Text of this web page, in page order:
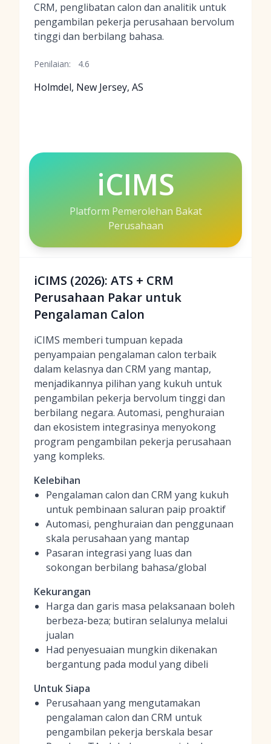
CRM, penglibatan calon dan analitik untuk
pengambilan pekerja perusahaan bervolum
tinggi dan berbilang bahasa.
Penilaian: 4.6
Holmdel, New Jersey, AS
iCIMS
Platform Pemerolehan Bakat
Perusahaan
iCIMS (2026): ATS + CRM
Perusahaan Pakar untuk
Pengalaman Calon
iCIMS memberi tumpuan kepada
penyampaian pengalaman calon terbaik
dalam kelasnya dan CRM yang mantap,
menjadikannya pilihan yang kukuh untuk
pengambilan pekerja bervolum tinggi dan
berbilang negara. Automasi, penghuraian
dan ekosistem integrasinya menyokong
program pengambilan pekerja perusahaan
yang kompleks.
Kelebihan
Pengalaman calon dan CRM yang kukuh
untuk pembinaan saluran paip proaktif
Automasi, penghuraian dan penggunaan
skala perusahaan yang mantap
Pasaran integrasi yang luas dan
sokongan berbilang bahasa/global
Kekurangan
Harga dan garis masa pelaksanaan boleh
berbeza-beza; butiran selalunya melalui
jualan
Had penyesuaian mungkin dikenakan
bergantung pada modul yang dibeli
Untuk Siapa
Perusahaan yang mengutamakan
pengalaman calon dan CRM untuk
pengambilan pekerja berskala besar